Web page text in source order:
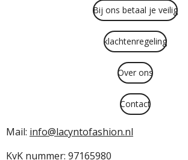
Bij ons betaal je veilig
klachtenregeling
Over ons
Contact
Mail: info@lacyntofashion.nl
KvK nummer: 97165980